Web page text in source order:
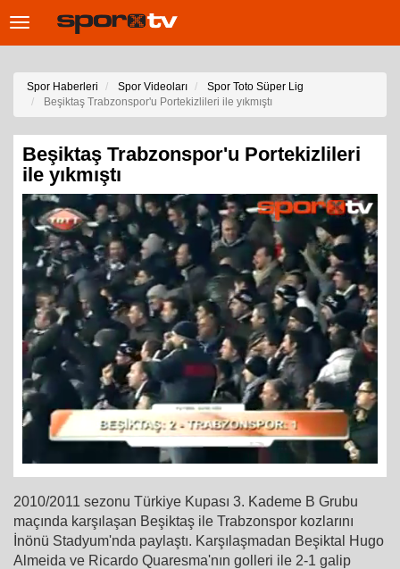
Toggle
Spor Haberleri Spor Videoları
Spor Toto Süper Lig
Beşiktaş Trabzonspor'u Portekizlileri ile yıkmıştı
Beşiktaş Trabzonspor'u Portekizlileri
ile yıkmıştı
2010/2011 sezonu Türkiye Kupası 3. Kademe B Grubu
maçında karşılaşan Beşiktaş ile Trabzonspor kozlarını
İnönü Stadyum'nda paylaştı. Karşılaşmadan Beşiktal Hugo
Almeida ve Ricardo Quaresma'nın golleri ile 2-1 galip